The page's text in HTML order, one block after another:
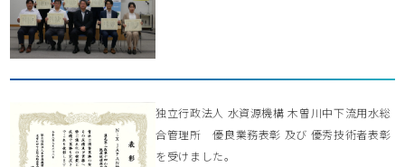
独立行政法人 水資源機構 木曽川中下流用水総
合管理所 優良業務表彰 及び 優秀技術者表彰
を受けました。